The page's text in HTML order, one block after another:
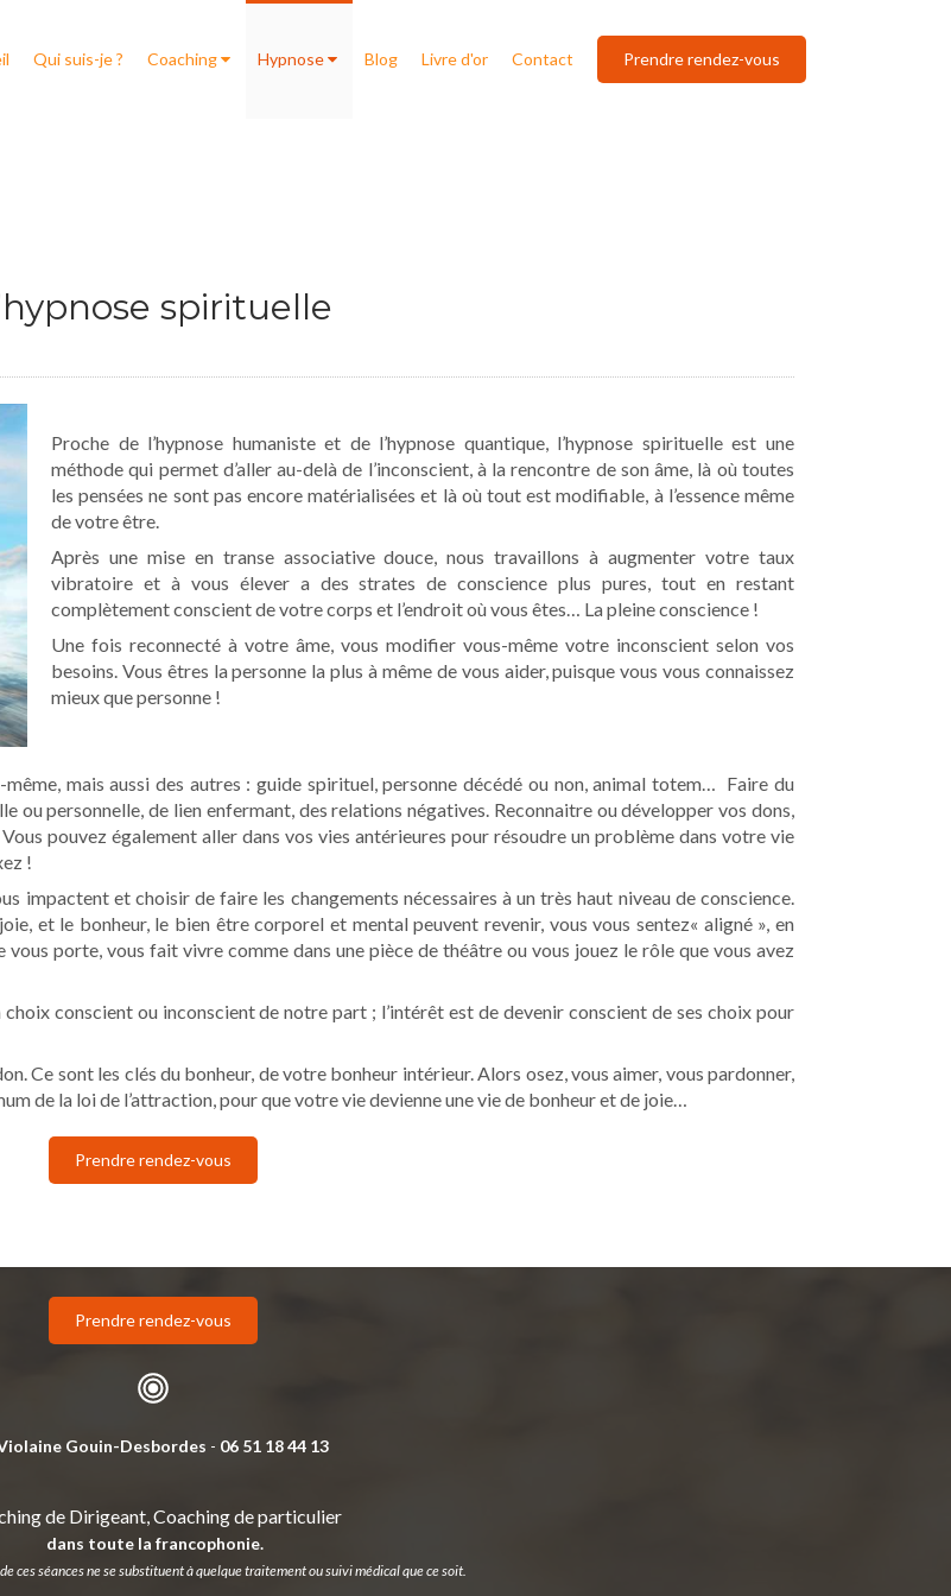
Qui suis-je ? Coaching Hypnose Blog Livre d'or Contact Prendre rendez-vous
spirituelle
Proche de l’hypnose humaniste et de l’hypnose quantique, l’hypnose spirituelle est une
méthode qui permet d’aller au-delà de l’inconscient, à la rencontre de son âme, là où toutes
les pensées ne sont pas encore matérialisées et là où tout est modifiable, à l’essence même
de votre être.
Après une mise en transe associative douce, nous travaillons à augmenter votre taux
vibratoire et à vous élever a des strates de conscience plus pures, tout en restant
complètement conscient de votre corps et l’endroit où vous êtes… La pleine conscience !
Une fois reconnecté à votre âme, vous modifier vous-même votre inconscient selon vos
besoins. Vous êtres la personne la plus à même de vous aider, puisque vous vous connaissez
mieux que personne !
mais aussi des autres : guide spirituel, personne décédé ou non, animal totem… Faire du
personnelle, de lien enfermant, des relations négatives. Reconnaitre ou développer vos dons,
pouvez également aller dans vos vies antérieures pour résoudre un problème dans votre vie
!
impactent et choisir de faire les changements nécessaires à un très haut niveau de conscience.
et le bonheur, le bien être corporel et mental peuvent revenir, vous vous sentez« aligné », en
porte, vous fait vivre comme dans une pièce de théâtre ou vous jouez le rôle que vous avez
choix conscient ou inconscient de notre part ; l’intérêt est de devenir conscient de ses choix pour
Ce sont les clés du bonheur, de votre bonheur intérieur. Alors osez, vous aimer, vous pardonner,
de la loi de l’attraction, pour que votre vie devienne une vie de bonheur et de joie…
Prendre rendez-vous
Prendre rendez-vous
Gouin-Desbordes - 06 51 18 44 13
de Dirigeant, Coaching de particulier
dans toute la francophonie.
ces séances ne se substituent à quelque traitement ou suivi médical que ce soit.